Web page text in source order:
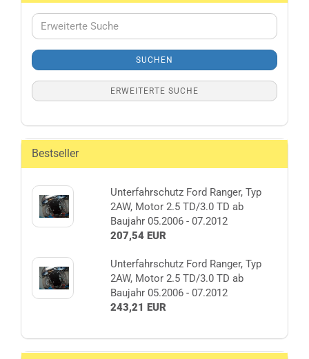
Erweiterte
Suche
SUCHEN
ERWEITERTE SUCHE
Bestseller
Unterfahrschutz Ford Ranger, Typ
2AW, Motor 2.5 TD/3.0 TD ab
Baujahr 05.2006 - 07.2012
207,54 EUR
Unterfahrschutz Ford Ranger, Typ
2AW, Motor 2.5 TD/3.0 TD ab
Baujahr 05.2006 - 07.2012
243,21 EUR